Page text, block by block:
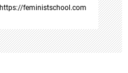
https://feministschool.com